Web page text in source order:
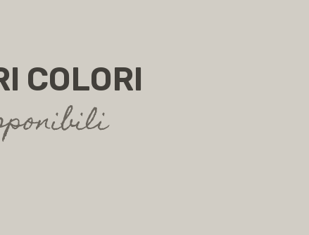
COLORI